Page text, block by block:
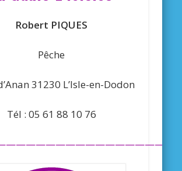
Robert PIQUES
Pêche
31230 L’Isle-en-Dodon
Tél : 05 61 88 10 76